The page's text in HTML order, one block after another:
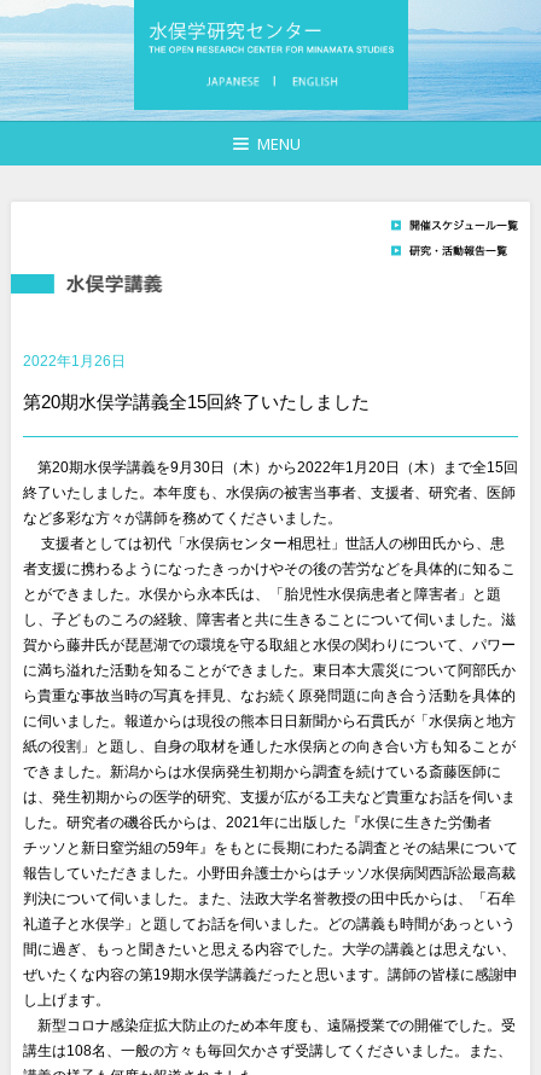
MENU
2022年1月26日
第20期水俣学講義全15回終了いたしました
第20期水俣学講義を9月30日（木）から2022年1月20日（木）まで全15回
終了いたしました。本年度も、水俣病の被害当事者、支援者、研究者、医師
など多彩な方々が講師を務めてくださいました。
支援者としては初代「水俣病センター相思社」世話人の栁田氏から、患
者支援に携わるようになったきっかけやその後の苦労などを具体的に知るこ
とができました。水俣から永本氏は、「胎児性水俣病患者と障害者」と題
し、子どものころの経験、障害者と共に生きることについて伺いました。滋
賀から藤井氏が琵琶湖での環境を守る取組と水俣の関わりについて、パワー
に満ち溢れた活動を知ることができました。東日本大震災について阿部氏か
ら貴重な事故当時の写真を拝見、なお続く原発問題に向き合う活動を具体的
に伺いました。報道からは現役の熊本日日新聞から石貫氏が「水俣病と地方
紙の役割」と題し、自身の取材を通した水俣病との向き合い方も知ることが
できました。新潟からは水俣病発生初期から調査を続けている斎藤医師に
は、発生初期からの医学的研究、支援が広がる工夫など貴重なお話を伺いま
した。研究者の磯谷氏からは、2021年に出版した『水俣に生きた労働者
チッソと新日窒労組の59年』をもとに長期にわたる調査とその結果について
報告していただきました。小野田弁護士からはチッソ水俣病関西訴訟最高裁
判決について伺いました。また、法政大学名誉教授の田中氏からは、「石牟
礼道子と水俣学」と題してお話を伺いました。どの講義も時間があっという
間に過ぎ、もっと聞きたいと思える内容でした。大学の講義とは思えない、
ぜいたくな内容の第19期水俣学講義だったと思います。講師の皆様に感謝申
し上げます。
新型コロナ感染症拡大防止のため本年度も、遠隔授業での開催でした。受
講生は108名、一般の方々も毎回欠かさず受講してくださいました。また、